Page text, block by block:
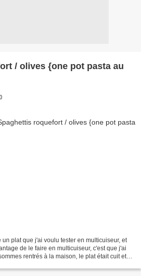
/ olives {one pot pasta au
plat que j'ai voulu tester en multicuiseur, et
de le faire en multicuiseur, c'est que j'ai
rentrés à la maison, le plat était cuit et